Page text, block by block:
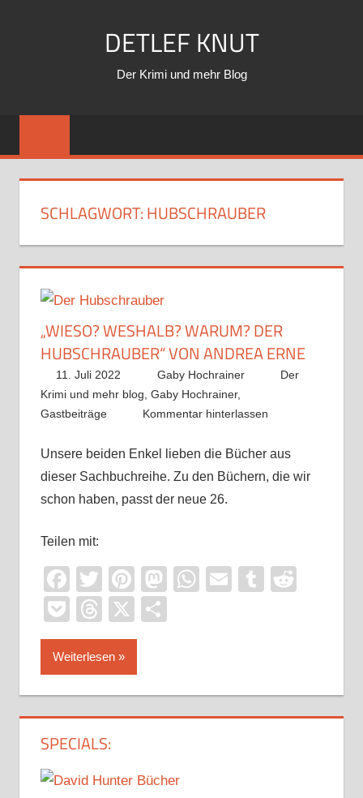
DETLEF KNUT
Der Krimi und mehr Blog
SCHLAGWORT:HUBSCHRAUBER
„WIESO? WESHALB? WARUM? DER
HUBSCHRAUBER“ VON ANDREA ERNE
11. Juli 2022 Gaby Hochrainer
Der
Krimi und mehr blog Gaby Hochrainer,
Gastbeiträge
Kommentar hinterlassen
Unsere beiden Enkel lieben die Bücher aus
dieser Sachbuchreihe. Zu den Büchern, die wir
schon haben, passt der neue 26.
Teilen mit:
Facebook
TwitterPinterest
Mastodon
WhatsApp
EmailTumblr
PocketThreads
X
Weiterlesen
SPECIALS: